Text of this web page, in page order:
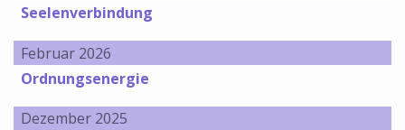
Seelenverbindung
Februar 2026
Ordnungsenergie
Dezember 2025